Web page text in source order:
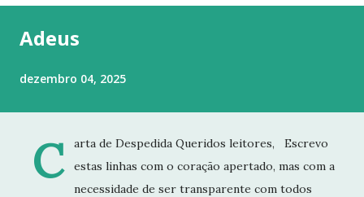
Adeus
dezembro 04, 2025
C
arta de Despedida Queridos leitores, Escrevo
estas linhas com o coração apertado, mas com a
necessidade de ser transparente com todos